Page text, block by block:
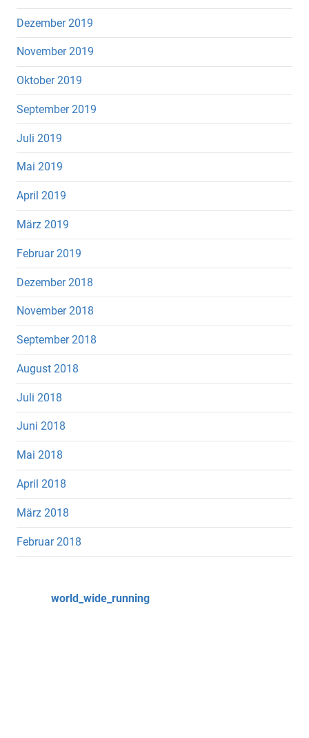
Dezember 2019
November 2019
Oktober 2019
September 2019
Juli 2019
Mai 2019
April 2019
März 2019
Februar 2019
Dezember 2018
November 2018
September 2018
August 2018
Juli 2018
Juni 2018
Mai 2018
April 2018
März 2018
Februar 2018
world_wide_running